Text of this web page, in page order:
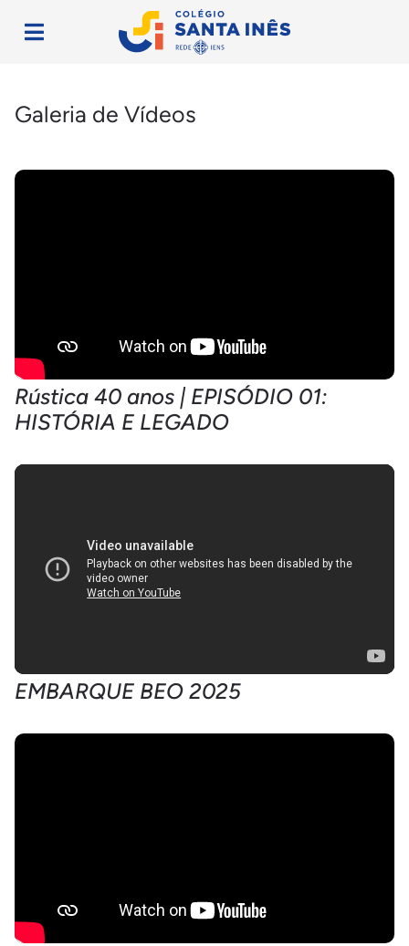
Galeria de Vídeos
Rústica 40 anos | EPISÓDIO 01:
HISTÓRIA E LEGADO
EMBARQUE BEO 2025